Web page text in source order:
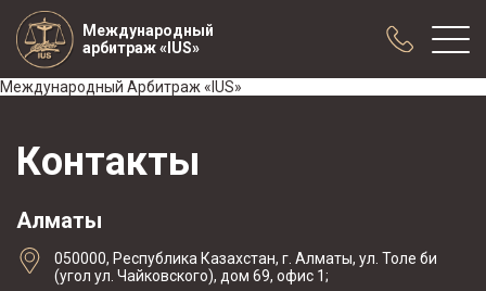
Международный
арбитраж «IUS»
Практика
Публикации
Конференции
Международный Арбитраж «IUS»
Контакты
Алматы
050000, Республика Казахстан, г. Алматы, ул. Толе би
(угол ул. Чайковского), дом 69, офис 1;